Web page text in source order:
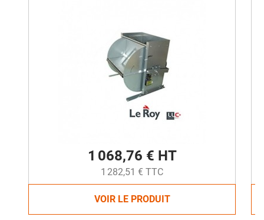
1 068,76 € HT
1 282,51 € TTC
VOIR LE PRODUIT